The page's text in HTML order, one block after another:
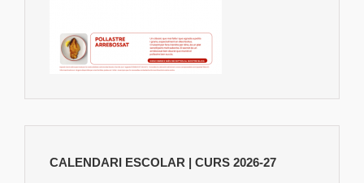
CALENDARI ESCOLAR | CURS 2026-27